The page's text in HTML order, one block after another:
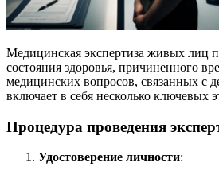
Медицинская экспертиза живых лиц
состояния здоровья, причиненного
медицинских вопросов, связанных с
включает в себя несколько ключевых
Процедура проведения
Удостоверение личности: